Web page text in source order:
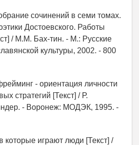
сочинений в семи томах.
Достоевского. Работы
/ М.М. Бах-тин. - М.: Русские
культуры, 2002. - 800
- ориентация личности
стратегий [Текст] / Р.
- Воронеж: МОДЭК, 1995. -
играют люди [Текст] /